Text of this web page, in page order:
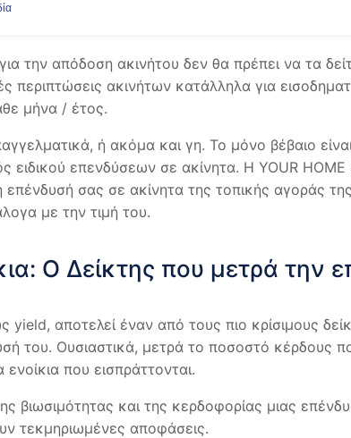
την απόδοση ακινήτου δεν θα πρέπει να τα
περιπτώσεις ακινήτων κατάλληλα για
μήνα / έτος.
ή ακόμα και γη. Το μόνο βέβαιο
επενδύσεων σε ακίνητα. Η YOUR HOME
επένδυσή σας σε ακίνητα της τοπικής αγοράς
με την τιμή του.
Ο Δείκτης που μετρά την
αποτελεί έναν από τους πιο κρίσιμους
του. Ουσιαστικά, μετρά το ποσοστό κέρδους
που εισπράττονται.
βιωσιμότητας και της κερδοφορίας μιας
τεκμηριωμένες αποφάσεις.